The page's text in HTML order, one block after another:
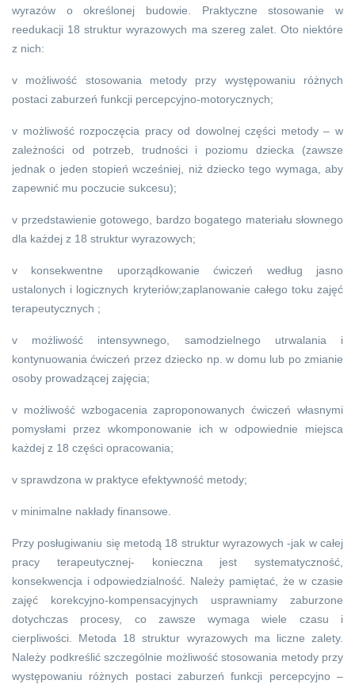
wyrazów o określonej budowie. Praktyczne stosowanie w
reedukacji 18 struktur wyrazowych ma szereg zalet. Oto niektóre
z nich:
v możliwość stosowania metody przy występowaniu różnych
postaci zaburzeń funkcji percepcyjno-motorycznych;
v możliwość rozpoczęcia pracy od dowolnej części metody – w
zależności od potrzeb, trudności i poziomu dziecka (zawsze
jednak o jeden stopień wcześniej, niż dziecko tego wymaga, aby
zapewnić mu poczucie sukcesu);
v przedstawienie gotowego, bardzo bogatego materiału słownego
dla każdej z 18 struktur wyrazowych;
v konsekwentne uporządkowanie ćwiczeń według jasno
ustalonych i logicznych kryteriów;zaplanowanie całego toku zajęć
terapeutycznych ;
v możliwość intensywnego, samodzielnego utrwalania i
kontynuowania ćwiczeń przez dziecko np. w domu lub po zmianie
osoby prowadzącej zajęcia;
v możliwość wzbogacenia zaproponowanych ćwiczeń własnymi
pomysłami przez wkomponowanie ich w odpowiednie miejsca
każdej z 18 części opracowania;
v sprawdzona w praktyce efektywność metody;
v minimalne nakłady finansowe.
Przy posługiwaniu się metodą 18 struktur wyrazowych -jak w całej
pracy terapeutycznej- konieczna jest systematyczność,
konsekwencja i odpowiedzialność. Należy pamiętać, że w czasie
zajęć korekcyjno-kompensacyjnych usprawniamy zaburzone
dotychczas procesy, co zawsze wymaga wiele czasu i
cierpliwości. Metoda 18 struktur wyrazowych ma liczne zalety.
Należy podkreślić szczególnie możliwość stosowania metody przy
występowaniu różnych postaci zaburzeń funkcji percepcyjno –